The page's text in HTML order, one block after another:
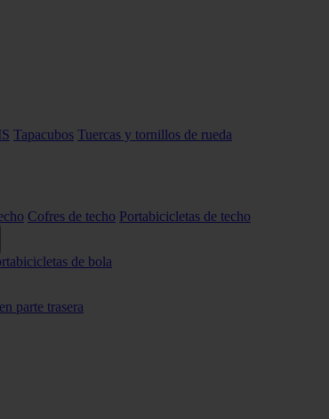
Tapacubos Tuercas y tornillos de rueda
Cofres de techo Portabicicletas de techo
de bola
parte trasera